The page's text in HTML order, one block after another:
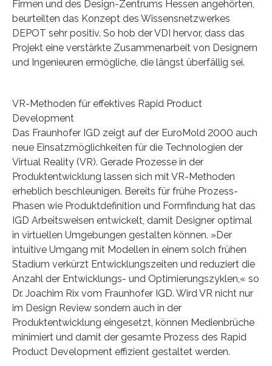
Firmen und des Design-Zentrums Hessen angehörten,
beurteilten das Konzept des Wissensnetzwerkes
DEPOT sehr positiv. So hob der VDI hervor, dass das
Projekt eine verstärkte Zusammenarbeit von Designern
und Ingenieuren ermögliche, die längst überfällig sei.
VR-Methoden für effektives Rapid Product
Development
Das Fraunhofer IGD zeigt auf der EuroMold 2000 auch
neue Einsatzmöglichkeiten für die Technologien der
Virtual Reality (VR). Gerade Prozesse in der
Produktentwicklung lassen sich mit VR-Methoden
erheblich beschleunigen. Bereits für frühe Prozess-
Phasen wie Produktdefinition und Formfindung hat das
IGD Arbeitsweisen entwickelt, damit Designer optimal
in virtuellen Umgebungen gestalten können. »Der
intuitive Umgang mit Modellen in einem solch frühen
Stadium verkürzt Entwicklungszeiten und reduziert die
Anzahl der Entwicklungs- und Optimierungszyklen,« so
Dr. Joachim Rix vom Fraunhofer IGD. Wird VR nicht nur
im Design Review sondern auch in der
Produktentwicklung eingesetzt, können Medienbrüche
minimiert und damit der gesamte Prozess des Rapid
Product Development effizient gestaltet werden.